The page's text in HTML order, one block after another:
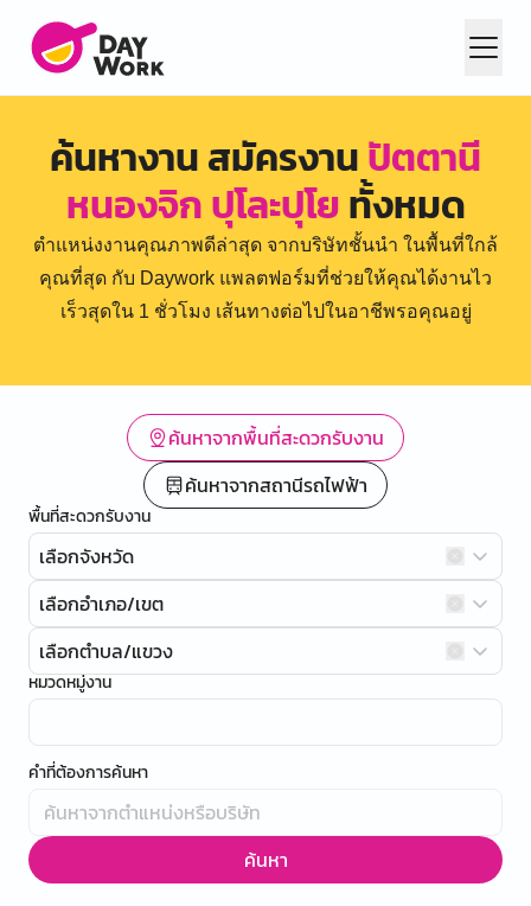
ค้นหางาน สมัครงานปัตตานี
หนองจิก ปุโละปุโยทั้งหมด
ตำแหน่งงานคุณภาพดีล่าสุด จากบริษัทชั้นนำ ในพื้นที่ใกล้
คุณที่สุด กับ Daywork แพลตฟอร์มที่ช่วยให้คุณได้งานไว
เร็วสุดใน 1 ชั่วโมง เส้นทางต่อไปในอาชีพรอคุณอยู่
ค้นหาจากพื้นที่สะดวกรับงาน
ค้นหาจากสถานีรถไฟฟ้า
พื้นที่สะดวกรับงาน
เลือกจังหวัด
เลือกอำเภอ/เขต
เลือกตำบล/แขวง
หมวดหมู่งาน
คำที่ต้องการค้นหา
ค้นหา